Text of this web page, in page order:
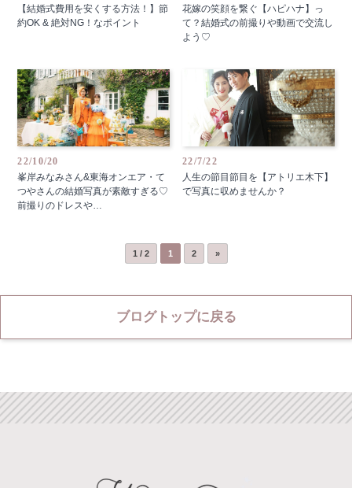
【結婚式費用を安くする方法！】節
約OK & 絶対NG！なポイント
花嫁の笑顔を繋ぐ【ハピハナ】っ
て？結婚式の前撮りや動画で交流し
よう♡
22/10/20
峯岸みなみさん&東海オンエア・て
つやさんの結婚写真が素敵すぎる♡
前撮りのドレスや…
22/7/22
人生の節目節目を【アトリエ木下】
で写真に収めませんか？
1 / 2 1 2 »
ブログトップに戻る